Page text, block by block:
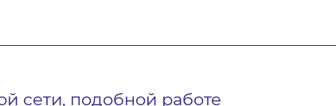
сети, подобной работе